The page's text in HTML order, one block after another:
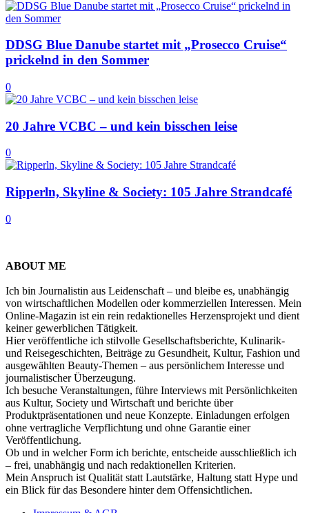
DDSG Blue Danube startet mit „Prosecco Cruise“
prickelnd in den Sommer
0
20 Jahre VCBC – und kein bisschen leise
0
Ripperln, Skyline & Society: 105 Jahre Strandcafé
0
ABOUT ME
Ich bin Journalistin aus Leidenschaft – und bleibe es, unabhängig
von wirtschaftlichen Modellen oder kommerziellen Interessen. Mein
Online-Magazin ist ein rein redaktionelles Herzensprojekt und dient
keiner gewerblichen Tätigkeit.
Hier veröffentliche ich stilvolle Gesellschaftsberichte, Kulinarik-
und Reisegeschichten, Beiträge zu Gesundheit, Kultur, Fashion und
ausgewählten Beauty-Themen – aus persönlichem Interesse und
journalistischer Überzeugung.
Ich besuche Veranstaltungen, führe Interviews mit Persönlichkeiten
aus Kultur, Society und Wirtschaft und berichte über
Produktpräsentationen und neue Konzepte. Einladungen erfolgen
ohne vertragliche Verpflichtung und ohne Garantie einer
Veröffentlichung.
Ob und in welcher Form ich berichte, entscheide ausschließlich ich
– frei, unabhängig und nach redaktionellen Kriterien.
Mein Anspruch ist Qualität statt Lautstärke, Haltung statt Hype und
ein Blick für das Besondere hinter dem Offensichtlichen.